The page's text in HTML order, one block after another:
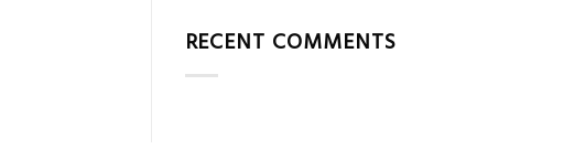
ini
Rinciannya
Batimetri
RECENT COMMENTS